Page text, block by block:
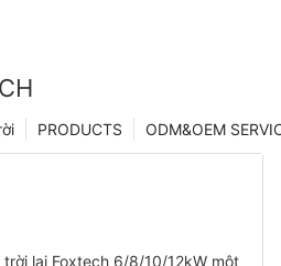
ODM&OEM
PRODUCTS